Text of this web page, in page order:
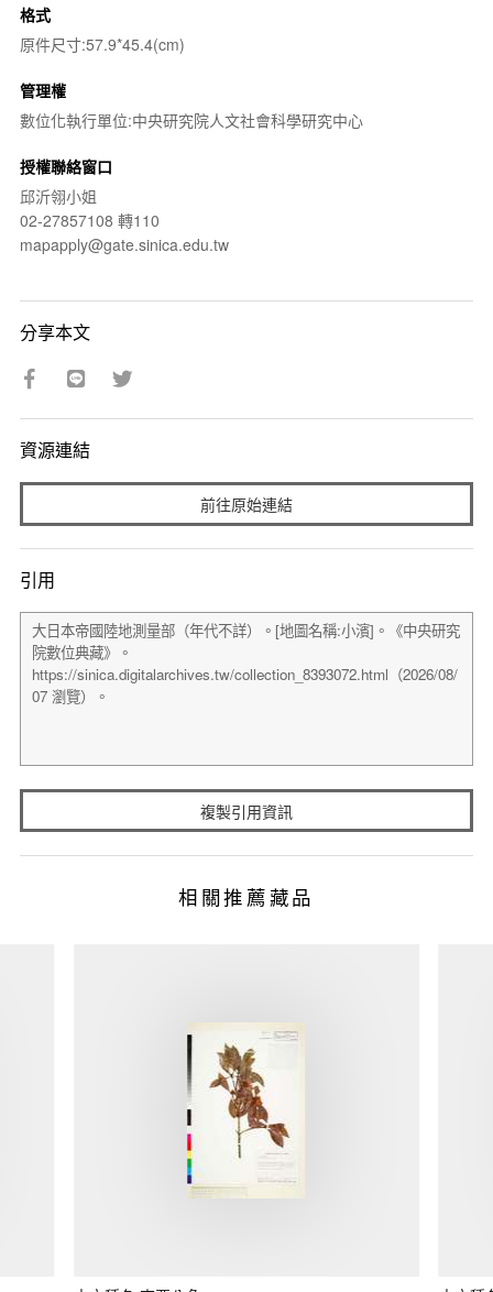
格式
原件尺寸:57.9*45.4(cm)
管理權
數位化執行單位:中央研究院人文社會科學研究中心
授權聯絡窗口
邱沂翎小姐
02-27857108 轉110
mapapply@gate.sinica.edu.tw
分享本文
資源連結
前往原始連結
引用
複製引用資訊
相關推薦藏品